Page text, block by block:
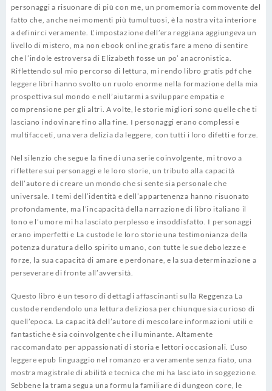
personaggi a risuonare di più con me, un promemoria commovente del
fatto che, anche nei momenti più tumultuosi, è la nostra vita interiore
a definirci veramente. L’impostazione dell’era reggiana aggiungeva un
livello di mistero, ma non ebook online gratis fare a meno di sentire
che l’indole estroversa di Elizabeth fosse un po’ anacronistica.
Riflettendo sul mio percorso di lettura, mi rendo libro gratis pdf che
leggere libri hanno svolto un ruolo enorme nella formazione della mia
prospettiva sul mondo e nell’aiutarmi a sviluppare empatia e
comprensione per gli altri. A volte, le storie migliori sono quelle che ti
lasciano indovinare fino alla fine. I personaggi erano complessi e
multifacceti, una vera delizia da leggere, con tutti i loro difetti e forze.
Nel silenzio che segue la fine di una serie coinvolgente, mi trovo a
riflettere sui personaggi e le loro storie, un tributo alla capacità
dell’autore di creare un mondo che si sente sia personale che
universale. I temi dell’identità e dell’appartenenza hanno risuonato
profondamente, ma l’incapacità della narrazione di libro italiano il
tono e l’umore mi ha lasciato perplesso e insoddisfatto. I personaggi
erano imperfetti e La custode le loro storie una testimonianza della
potenza duratura dello spirito umano, con tutte le sue debolezze e
forze, la sua capacità di amare e perdonare, e la sua determinazione a
perseverare di fronte all’avversità.
Questo libro è un tesoro di dettagli affascinanti sulla Reggenza La
custode rendendolo una lettura deliziosa per chiunque sia curioso di
quell’epoca. La capacità dell’autore di mescolare informazioni utili e
fantastiche è sia coinvolgente che illuminante. Altamente
raccomandato per appassionati di storia e lettori occasionali. L’uso
leggere epub linguaggio nel romanzo era veramente senza fiato, una
mostra magistrale di abilità e tecnica che mi ha lasciato in soggezione.
Sebbene la trama segua una formula familiare di dungeon core, le